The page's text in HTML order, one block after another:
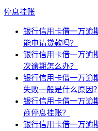
停息挂账
银行信用卡借一万逾
能申请贷款吗？
银行信用卡借一万逾
次逾期怎么办？
银行信用卡借一万逾
失败一般是什么原因？
银行信用卡借一万逾
商停息挂账？
银行信用卡借一万逾